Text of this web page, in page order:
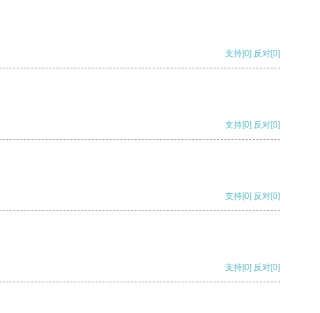
支持[0] 反对[0]
支持[0] 反对[0]
支持[0] 反对[0]
支持[0] 反对[0]